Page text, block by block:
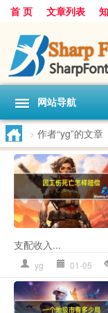
首 页 文章列表
网站导航
> 作者“yg”的文章
支配收入...
yg 01-05